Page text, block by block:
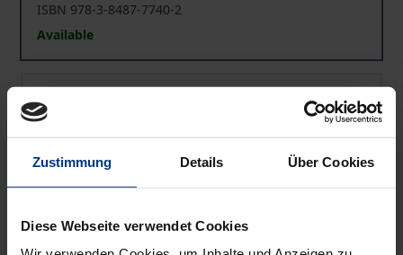
Zustimmung Details Über Cookies
Diese Webseite verwendet Cookies
ISBN 978-3-8487-7740-2
Available
Informationsrepertoires von Menschen mit
eBook
€0.00
ISBN 978-3-7489-2136-3
may vary at checkout.